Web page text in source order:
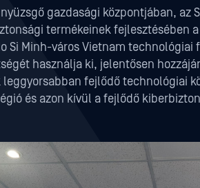
gazdasági központjában,
termékeinek
Si Minh-város Vietnam
használja ki, jelentősen
fejlődő technológiai
és azon kívül a fejlődő